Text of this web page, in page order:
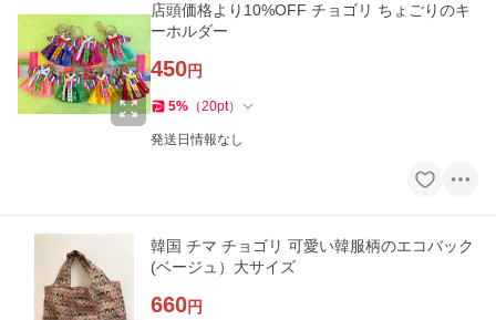
店頭価格より10%OFF チョゴリ ちょごりのキ
ーホルダー
450円
5% （20pt）
発送日情報なし
韓国 チマ チョゴリ 可愛い韓服柄のエコバック
(ベージュ）大サイズ
660円